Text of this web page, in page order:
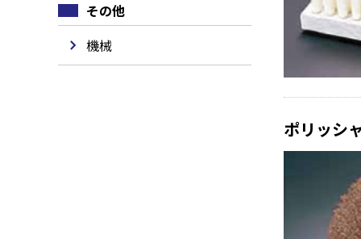
ポリッシ
その他
機械